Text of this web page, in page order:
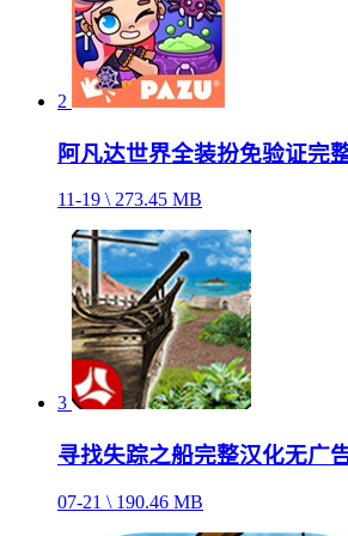
2
阿凡达世界全装扮免验证完
11-19 \ 273.45 MB
3
寻找失踪之船完整汉化无广
07-21 \ 190.46 MB